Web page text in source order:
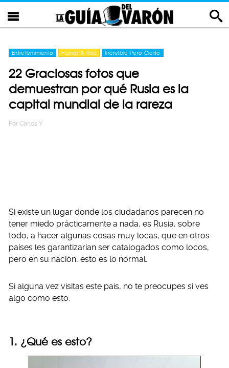
Entretenimiento Humor & Risa Increíble Pero Cierto
22 Graciosas fotos que
demuestran por qué Rusia es la
capital mundial de la rareza
Por Carlos Y
Si existe un lugar donde los ciudadanos parecen no
tener miedo prácticamente a nada, es Rusia, sobre
todo, a hacer algunas cosas muy locas, que en otros
países les garantizarían ser catalogados como locos,
pero en su nación, esto es lo normal.
Si alguna vez visitas este país, no te preocupes si ves
algo como esto:
1. ¿Qué es esto?